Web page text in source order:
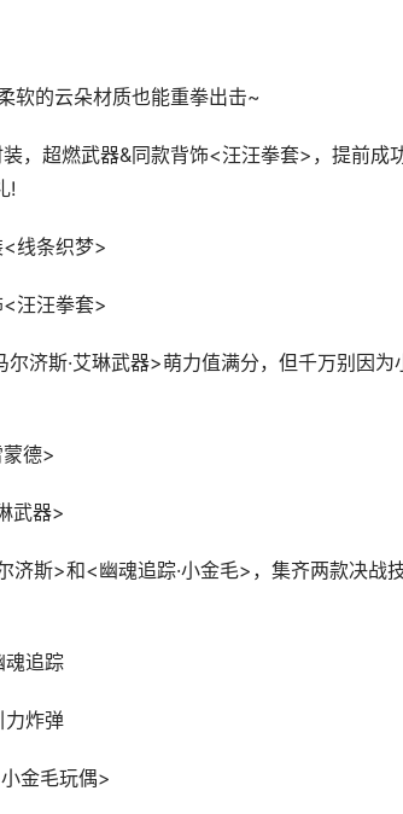
软的云朵材质也能重拳出击~
，超燃武器&同款背饰<汪汪拳套>，提前成
!
线条织梦>
汪汪拳套>
济斯·艾琳武器>萌力值满分，但千万别因为
蒙德>
武器>
济斯>和<幽魂追踪·小金毛>，集齐两款决战
魂追踪
力炸弹
金毛玩偶>